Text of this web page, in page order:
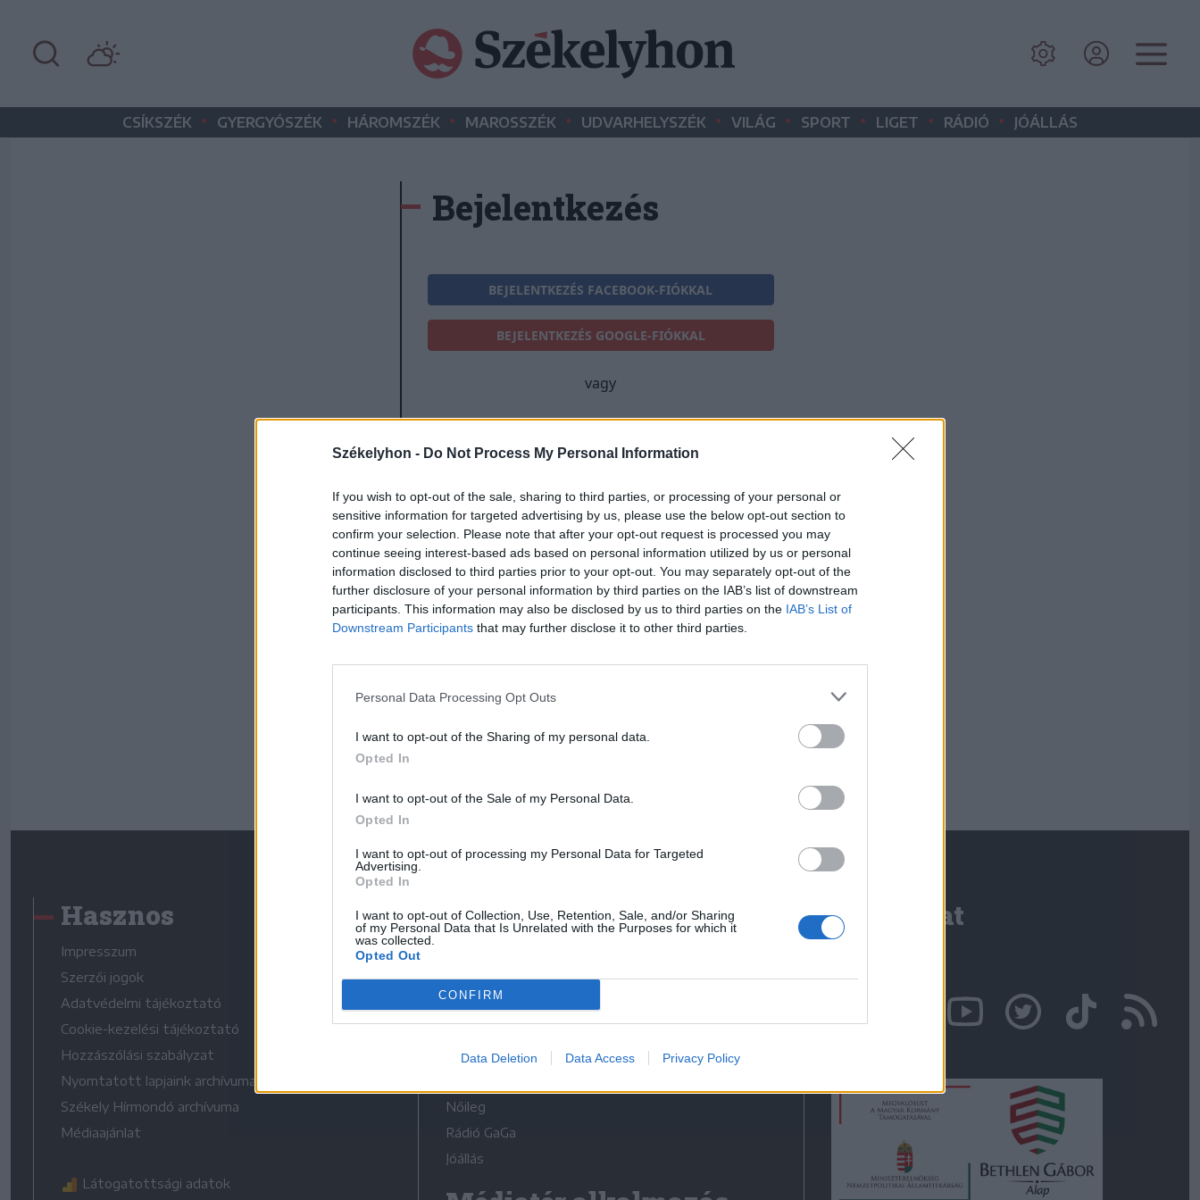
Székelyhon - Do Not Process My Personal Information
If you wish to opt-out of the sale, sharing to third parties, or processing of your personal or
sensitive information for targeted advertising by us, please use the below opt-out section to
confirm your selection. Please note that after your opt-out request is processed you may
continue seeing interest-based ads based on personal information utilized by us or personal
information disclosed to third parties prior to your opt-out. You may separately opt-out of the
further disclosure of your personal information by third parties on the IAB’s list of downstream
participants. This information may also be disclosed by us to third parties on the IAB’s List of
Downstream Participants that may further disclose it to other third parties.
Personal Data Processing Opt Outs
I want to opt-out of the Sharing of my personal data.
Opted In
I want to opt-out of the Sale of my Personal Data.
Opted In
I want to opt-out of processing my Personal Data for Targeted
Advertising.
Opted In
I want to opt-out of Collection, Use, Retention, Sale, and/or Sharing
of my Personal Data that Is Unrelated with the Purposes for which it
was collected.
Opted Out
CONFIRM
Data Deletion Data Access Privacy Policy
CSÍKSZÉK • GYERGYÓSZÉK • HÁROMSZÉK • MAROSSZÉK • UDVARHELYSZÉK • VILÁG • SPORT • LIGET • RÁDIÓ • JÓÁLLÁS
Bejelentkezés
BEJELENTKEZÉS FACEBOOK-FIÓKKAL
BEJELENTKEZÉS GOOGLE-FIÓKKAL
vagy
E-mail-cím
Jelszó
Elfelejtette a jelszavát?
BEJELENTKEZÉS
Hasznos
Impresszum
Szerzői jogok
Adatvédelmi tájékoztató
Cookie-kezelési tájékoztató
Hozzászólási szabályzat
Nyomtatott lapjaink archívuma
Székely Hírmondó archívuma
Médiaajánlat
Látogatottsági adatok
Médiatér
Liget
Krónika
Bihari Napló
Erdélyi Napló
Nőileg
Rádió GaGa
Jóállás
Kapcsolat